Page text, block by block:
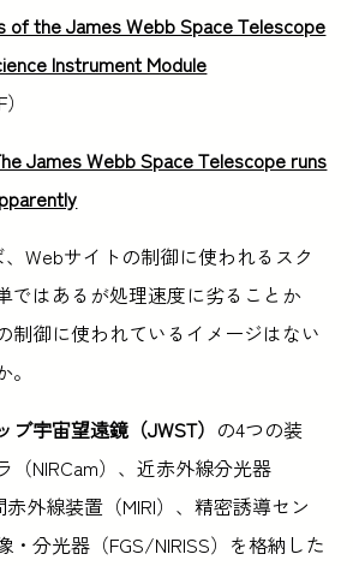
of the James Webb Space Telescope
Instrument Module
James Webb Space Telescope runs
、Webサイトの制御に使われるスク
ではあるが処理速度に劣ることか
制御に使われているイメージはない
宇宙望遠鏡（JWST） の4つの装
（NIRCam）、近赤外線分光器
赤外線装置（MIRI）、精密誘導セン
・分光器（FGS/NIRISS）を格納した